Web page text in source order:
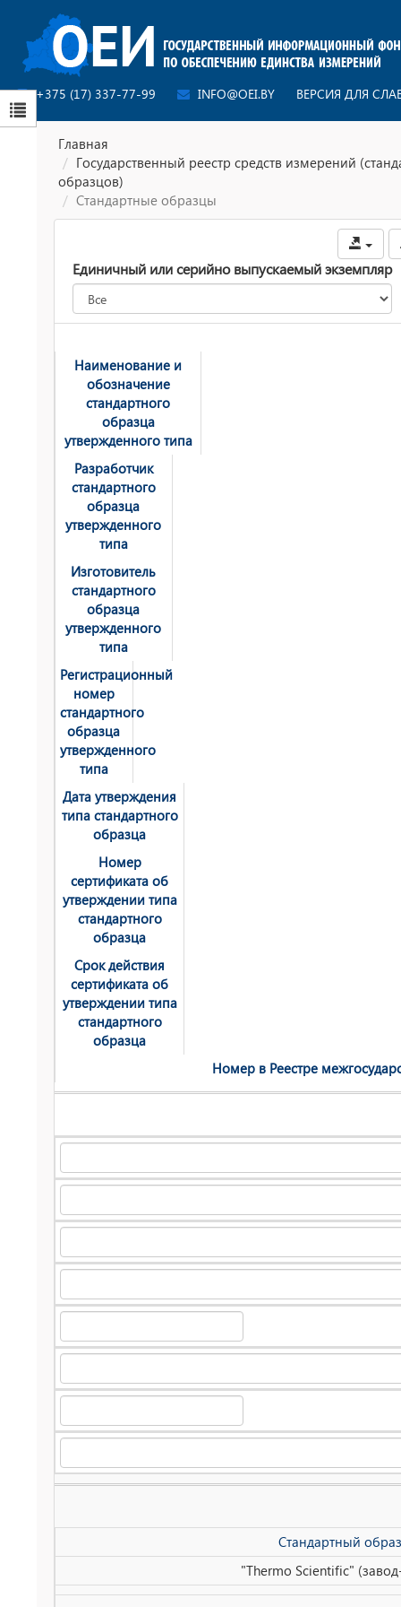
+375 (17) 337-77-99 INFO@OEI.BY ВЕРСИЯ ДЛЯ
Главная
Государственный реестр средств измерений
образцов)
Стандартные образцы
Единичный или серийно выпускаемый экземпляр
Наименование и
обозначение
стандартного
образца
утвержденного типа
Разработчик
стандартного
образца
утвержденного
типа
Изготовитель
стандартного
образца
утвержденного
типа
Регистрационный
номер
стандартного
образца
утвержденного
типа
Дата утверждения
типа стандартного
образца
Номер
сертификата об
утверждении типа
стандартного
образца
Срок действия
сертификата об
утверждении типа
стандартного
образца
Номер в Реестре
Стандартный
"Thermo Scientific"